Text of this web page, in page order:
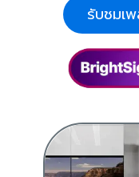
รับชมเ